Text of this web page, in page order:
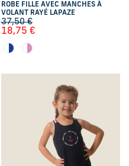
ROBE FILLE AVEC MANCHES À
VOLANT RAYÉ LAPAZE
37,50€
18,75 €